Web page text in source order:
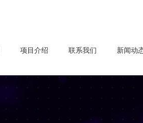
项目介绍 联系我们 新闻动